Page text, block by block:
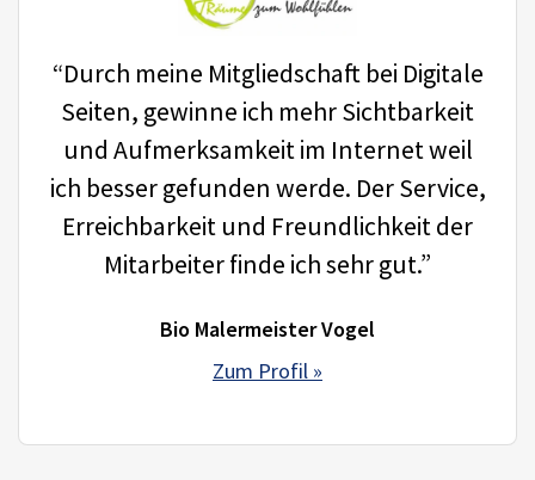
“Durch meine Mitgliedschaft bei Digitale
Seiten, gewinne ich mehr Sichtbarkeit
und Aufmerksamkeit im Internet weil
ich besser gefunden werde. Der Service,
Erreichbarkeit und Freundlichkeit der
Mitarbeiter finde ich sehr gut.”
Bio Malermeister Vogel
Zum Profil »